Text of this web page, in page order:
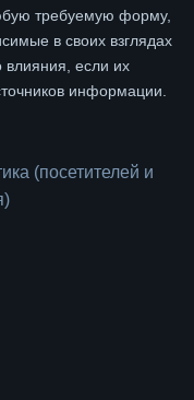
требуемую форму,
в своих взглядах
влияния, если их
информации.